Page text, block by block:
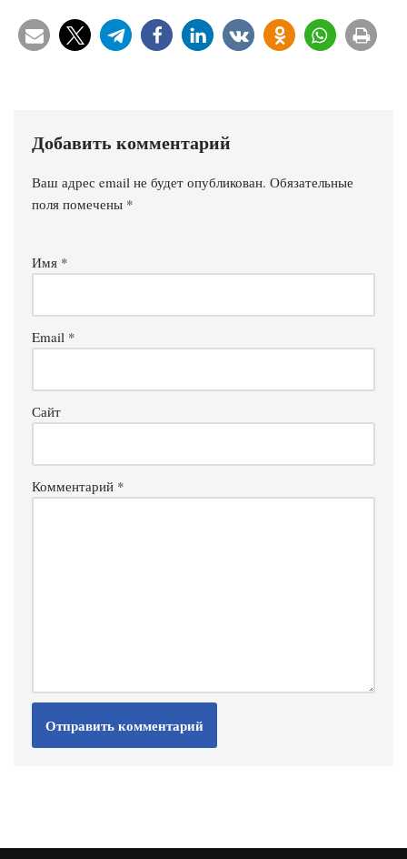
Добавить комментарий
Ваш адрес email не будет опубликован. Обязательные
поля помечены *
Имя *
Email *
Сайт
Комментарий *